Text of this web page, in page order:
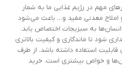
مهم در رژیم غذایی ما به شمار
املاح معدنی مفید و… باعث می‌شود
به سبزیجات اختصاص یابد.
شود تا ماندگاری و کیفیت بالاتری
استفاده داشته باشد. از طرف
و خواص بیشتری است. خرید